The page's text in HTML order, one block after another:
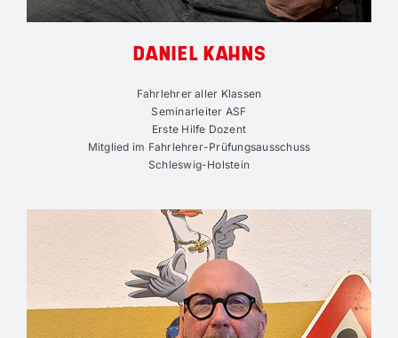
DANIEL KAHNS
Fahrlehrer aller Klassen
Seminarleiter ASF
Erste Hilfe Dozent
Mitglied im Fahrlehrer-Prüfungsausschuss
Schleswig-Holstein